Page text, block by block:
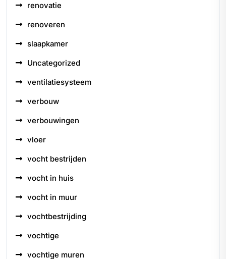
renovatie
renoveren
slaapkamer
Uncategorized
ventilatiesysteem
verbouw
verbouwingen
vloer
vocht bestrijden
vocht in huis
vocht in muur
vochtbestrijding
vochtige
vochtige muren